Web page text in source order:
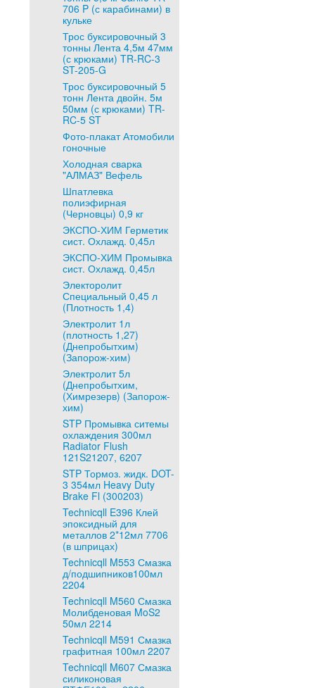
706 P (с карабинами) в
кульке
Трос буксировочный 3
тонны Лента 4,5м 47мм
(с крюками) TR-RC-3
ST-205-G
Трос буксировочный 5
тонн Лента двойн. 5м
50мм (с крюками) TR-
RC-5 ST
Фото-плакат Атомобили
гоночные
Холодная сварка
"АЛМАЗ" Вефель
Шпатлевка
полиэфирная
(Черновцы) 0,9 кг
ЭКСПО-ХИМ Герметик
сист. Охлажд. 0,45л
ЭКСПО-ХИМ Промывка
сист. Охлажд. 0,45л
Электоролит
Специальный 0,45 л
(Плотность 1,4)
Электролит 1л
(плотность 1,27)
(Днепробытхим)
(Запорож-хим)
Электролит 5л
(Днепробытхим,
(Химрезерв) (Запорож-
хим)
STP Промывка ситемы
охлаждения 300мл
Radiator Flush
121S21207, 6207
STP Тормоз. жидк. DOT-
3 354мл Heavy Duty
Brake Fl (300203)
Technicqll E396 Клей
эпоксидный для
металлов 2*12мл 7706
(в шприцах)
Technicqll M553 Смазка
д/подшипников100мл
2204
Technicqll M560 Смазка
Молибденовая MoS2
50мл 2214
Technicqll M591 Смазка
графитная 100мл 2207
Technicqll M607 Смазка
силиконовая